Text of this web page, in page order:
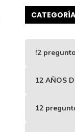
!2
12 AÑOS
12